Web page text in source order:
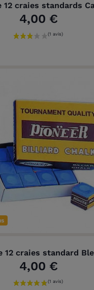
12 craies standards
4,00 €
12 craies standard
4,00 €